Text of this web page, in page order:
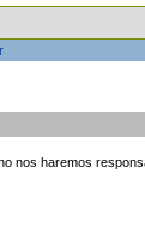
nos haremos